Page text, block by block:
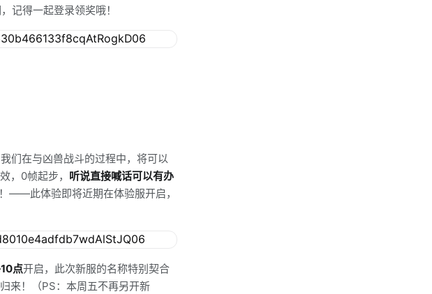
记得一起登录领奖哦！
们在与凶兽战斗的过程中，将可以
，0帧起步， 听说直接喊话可以有办
——此体验即将近期在体验服开启，
点开启，此次新服的名称特别契合
来！（PS：本周五不再另开新